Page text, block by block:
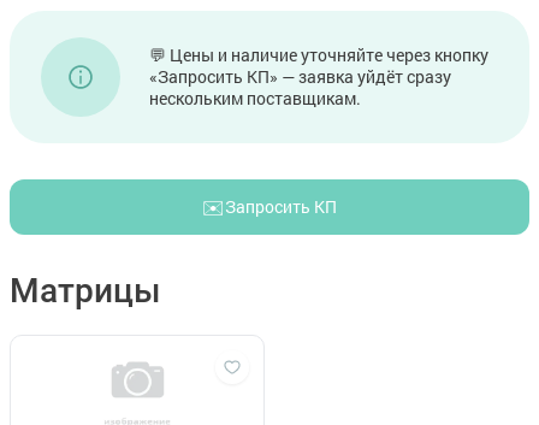
💬 Цены и наличие уточняйте через кнопку
«Запросить КП» — заявка уйдёт сразу
нескольким поставщикам.
✉️Запросить КП
Матрицы